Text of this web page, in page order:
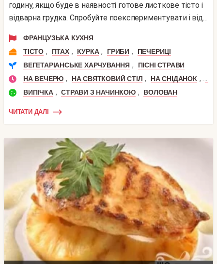
годину, якщо буде в наявності готове листкове тісто і
відварна грудка. Спробуйте поекспериментувати і від...
ФРАНЦУЗЬКА КУХНЯ
ТІСТО , ПТАХ , КУРКА , ГРИБИ ,
ПЕЧЕРИЦІ
ВЕГЕТАРІАНСЬКЕ ХАРЧУВАННЯ ,
ПІСНІ СТРАВИ
НА ВЕЧЕРЮ , НА СВЯТКОВИЙ СТІЛ , НА СНІДАНОК ,
ВИПІЧКА , СТРАВИ З НАЧИНКОЮ , ВОЛОВАН
ЧИТАТИ ДАЛІ